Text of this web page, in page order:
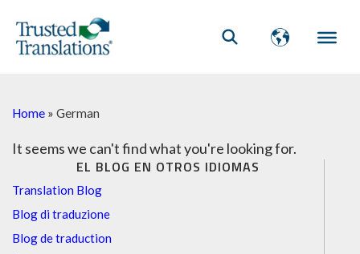
EL BLOG EN OTROS IDIOMAS
Translation Blog
Blog di traduzione
Blog de traduction
Home » German
It seems we can't find what you're looking for.